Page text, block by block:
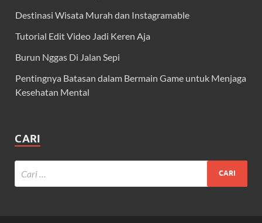
Destinasi Wisata Murah dan Instagramable
Tutorial Edit Video Jadi Keren Aja
Burun Nggas Di Jalan Sepi
Pentingnya Batasan dalam Bermain Game untuk Menjaga
Kesehatan Mental
CARI